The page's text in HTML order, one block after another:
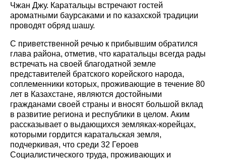
Чжан Джу. Каратальцы встречают гостей
ароматными баурсаками и по казахской традиции
проводят обряд шашу.
С приветственной речью к прибывшим обратился
глава района, отметив, что каратальцы всегда рады
встречать на своей благодатной земле
представителей братского корейского народа,
соплеменники которых, проживающие в течение 80
лет в Казахстане, являются достойными
гражданами своей страны и вносят большой вклад
в развитие региона и республики в целом. Аким
рассказывает о выдающихся земляках-корейцах,
которыми гордится каратальская земля,
подчеркивая, что среди 32 Героев
Социалистического труда, проживающих и